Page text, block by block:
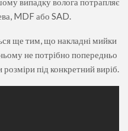
MDF або SAD.
ще тим, що накладні мийки
не потрібно попередньо
під конкретний виріб.